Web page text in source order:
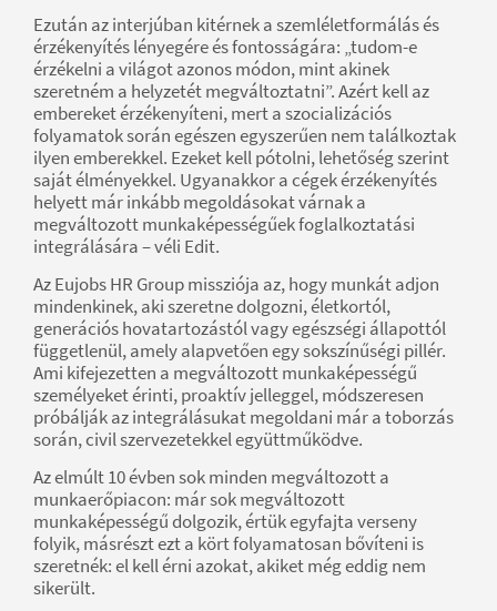
Ezután az interjúban kitérnek a szemléletformálás és
érzékenyítés lényegére és fontosságára: „tudom-e
érzékelni a világot azonos módon, mint akinek
szeretném a helyzetét megváltoztatni”. Azért kell az
embereket érzékenyíteni, mert a szocializációs
folyamatok során egészen egyszerűen nem találkoztak
ilyen emberekkel. Ezeket kell pótolni, lehetőség szerint
saját élményekkel. Ugyanakkor a cégek érzékenyítés
helyett már inkább megoldásokat várnak a
megváltozott munkaképességűek foglalkoztatási
integrálására – véli Edit.
Az Eujobs HR Group missziója az, hogy munkát adjon
mindenkinek, aki szeretne dolgozni, életkortól,
generációs hovatartozástól vagy egészségi állapottól
függetlenül, amely alapvetően egy sokszínűségi pillér.
Ami kifejezetten a megváltozott munkaképességű
személyeket érinti, proaktív jelleggel, módszeresen
próbálják az integrálásukat megoldani már a toborzás
során, civil szervezetekkel együttműködve.
Az elmúlt 10 évben sok minden megváltozott a
munkaerőpiacon: már sok megváltozott
munkaképességű dolgozik, értük egyfajta verseny
folyik, másrészt ezt a kört folyamatosan bővíteni is
szeretnék: el kell érni azokat, akiket még eddig nem
sikerült.